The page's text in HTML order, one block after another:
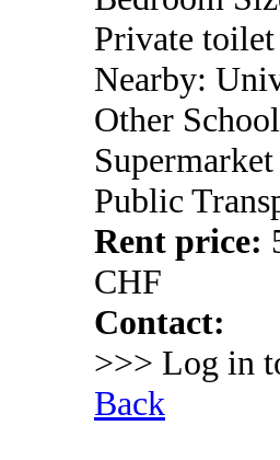
Private toilet
Nearby:
Other School
Public
Rent price:
CHF
Contact:
>>> Log in
Back